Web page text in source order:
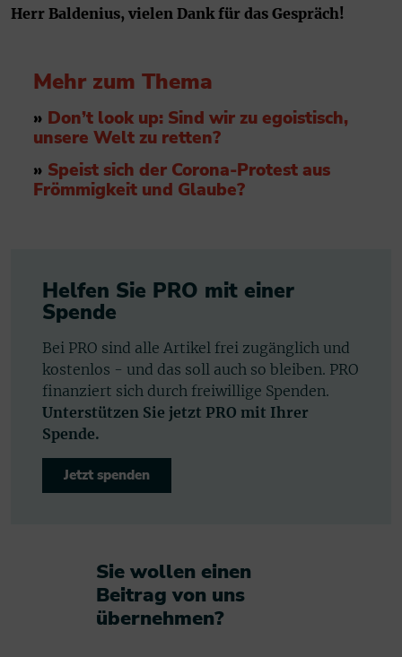
Herr Baldenius, vielen Dank für das Gespräch!
Mehr zum Thema
» Don’t look up: Sind wir zu egoistisch,
unsere Welt zu retten?
» Speist sich der Corona-Protest aus
Frömmigkeit und Glaube?
Helfen Sie PRO mit einer
Spende
Bei PRO sind alle Artikel frei zugänglich und
kostenlos - und das soll auch so bleiben. PRO
finanziert sich durch freiwillige Spenden.
Unterstützen Sie jetzt PRO mit Ihrer
Spende.
Jetzt spenden
Sie wollen einen
Beitrag von uns
übernehmen?​